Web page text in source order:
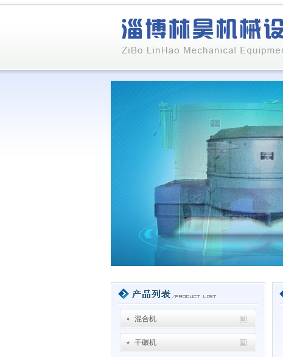
混合机
干碾机